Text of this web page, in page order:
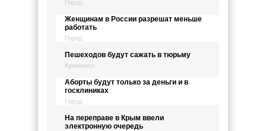
Город
Женщинам в России разрешат меньше
работать
Город
Пешеходов будут сажать в тюрьму
Криминал
Аборты будут только за деньги и в
госклиниках
Город
На переправе в Крым ввели
электронную очередь